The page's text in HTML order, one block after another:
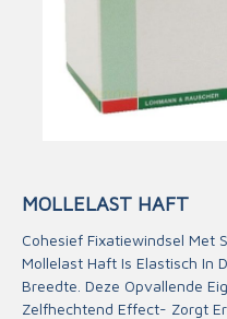
MOLLELAST HAFT
Cohesief Fixatiewindsel Met
Mollelast Haft Is Elastisch In
Breedte. Deze Opvallende
Zelfhechtend Effect- Zorgt